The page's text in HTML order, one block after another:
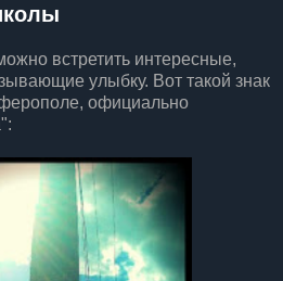
встретить интересные,
улыбку. Вот такой знак
официально